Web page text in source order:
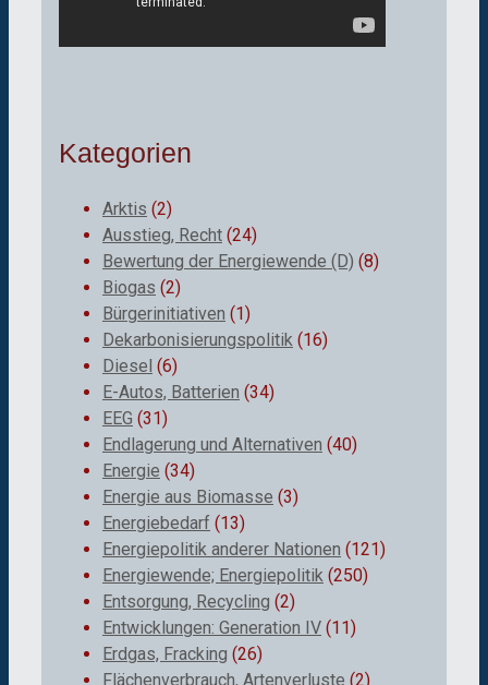
Kategorien
Arktis (2)
Ausstieg, Recht (24)
Bewertung der Energiewende (D) (8)
Biogas (2)
Bürgerinitiativen (1)
Dekarbonisierungspolitik (16)
Diesel (6)
E-Autos, Batterien (34)
EEG (31)
Endlagerung und Alternativen (40)
Energie (34)
Energie aus Biomasse (3)
Energiebedarf (13)
Energiepolitik anderer Nationen (121)
Energiewende; Energiepolitik (250)
Entsorgung, Recycling (2)
Entwicklungen: Generation IV (11)
Erdgas, Fracking (26)
Flächenverbrauch, Artenverluste (2)